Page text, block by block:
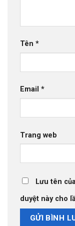
Tên *
Email *
Trang web
Lưu tên
duyệt này cho